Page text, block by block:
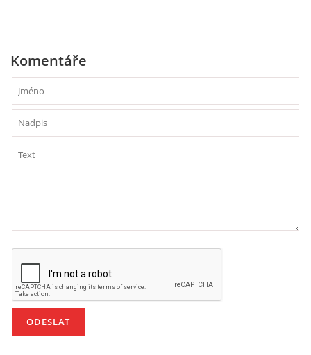
VZDĚLÁVACÍ BLOK DUBEN
VÝTVARNÉ TECHNIKY
VÝTVARNÉ AKTIVITY - PODZIM
Komentáře